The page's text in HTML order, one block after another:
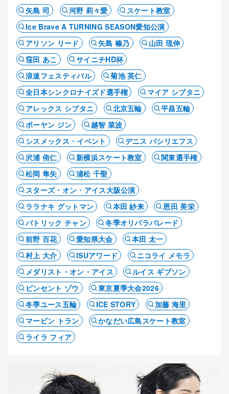
矢島 司 河野 莉々愛
スケート教室
Ice Brave A TURNING SEASON愛知公演
アリソン リード
矢島 榛乃
山田 琉伸
窪田 あこ
サイニチHD杯
浪速フェスティバル
菊池 英仁
全日本シンクロナイズド選手権
マイア シブタニ
アレックス シブタニ
北京五輪
平昌五輪
ボーヤン ジン
越智 菜波
シスメックス・イベント
デニス バシリエフス
沢浦 侑仁
新横浜スケート教室
関東選手権
松岡 隼矢
浦松 千聖
スターズ・オン・アイス大阪公演
ララナキ グットマン
本田 紗来
恩田 美栄
パトリック チャン
冬季オリパラパレード
前野 百花
愛知県大会
本田 太一
村上 大介
ISUアワード
ニコライ メモラ
メダリスト・オン・アイス
ルイス ギブソン
ビンセント ゾウ
東京夏季大会2026
冬季ユース五輪
ICE STORY
加藤 海里
マービン トラン
かなだい広島スケート教室
ライラ フィア